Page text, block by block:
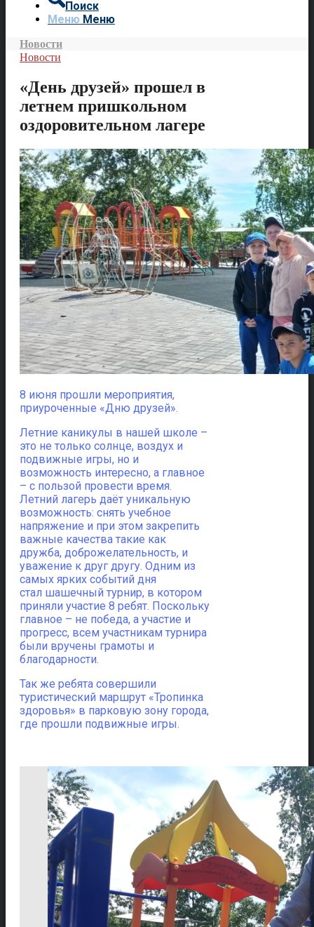
Поиск
Меню Меню
Новости
Новости
«День друзей» прошел в
летнем пришкольном
оздоровительном лагере
8 июня прошли мероприятия,
приуроченные «Дню друзей».
Летние каникулы в нашей школе –
это не только солнце, воздух и
подвижные игры, но и
возможность интересно, а главное
– с пользой провести время.
Летний лагерь даёт уникальную
возможность: снять учебное
напряжение и при этом закрепить
важные качества такие как
дружба, доброжелательность, и
уважение к друг другу. Одним из
самых ярких событий дня
стал шашечный турнир, в котором
приняли участие 8 ребят. Поскольку
главное – не победа, а участие и
прогресс, всем участникам турнира
были вручены грамоты и
благодарности.
Так же ребята совершили
туристический маршрут «Тропинка
здоровья» в парковую зону города,
где прошли подвижные игры.